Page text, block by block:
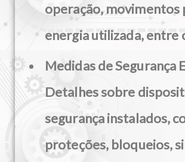
operação, movimentos
energia utilizada, entre
Medidas de Segurança
Detalhes sobre
segurança instalados,
proteções, bloqueios,